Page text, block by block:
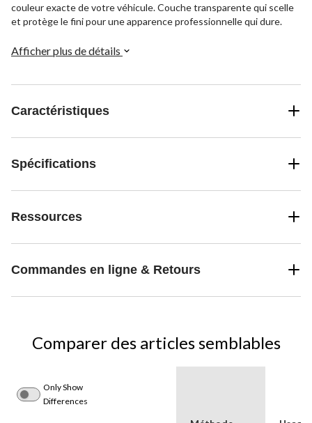
couleur exacte de votre véhicule. Couche transparente qui scelle
et protège le fini pour une apparence professionnelle qui dure.
Afficher plus de détails
Caractéristiques
Spécifications
Ressources
Commandes en ligne & Retours
Comparer des articles semblables
Only Show
Differences